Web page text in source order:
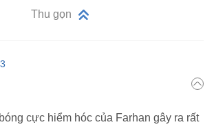
Thu gọn
cực hiểm hóc của Farhan gây ra rất